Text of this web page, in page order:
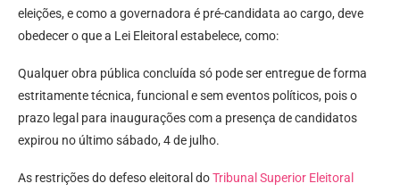
eleições, e como a governadora é pré-candidata ao cargo, deve
obedecer o que a Lei Eleitoral estabelece, como:
Qualquer obra pública concluída só pode ser entregue de forma
estritamente técnica, funcional e sem eventos políticos, pois o
prazo legal para inaugurações com a presença de candidatos
expirou no último sábado, 4 de julho.
As restrições do defeso eleitoral doTribunal Superior Eleitoral